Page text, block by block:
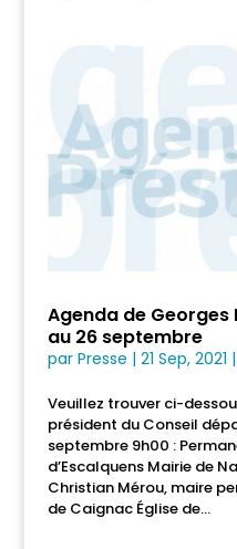
Agenda de Georges
au 26 septembre
par Presse | 21 Sep, 2021 |
Veuillez trouver ci-
président du Conseil
septembre 9h00 :
d’Escalquens Mairie de
Christian Mérou, maire
de Caignac Église de...